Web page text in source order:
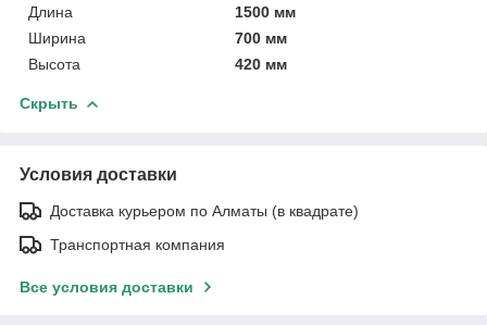
Длина
1500 мм
Ширина
700 мм
Высота
420 мм
Скрыть
Условия доставки
Доставка курьером по Алматы (в квадрате)
Транспортная компания
Все условия доставки